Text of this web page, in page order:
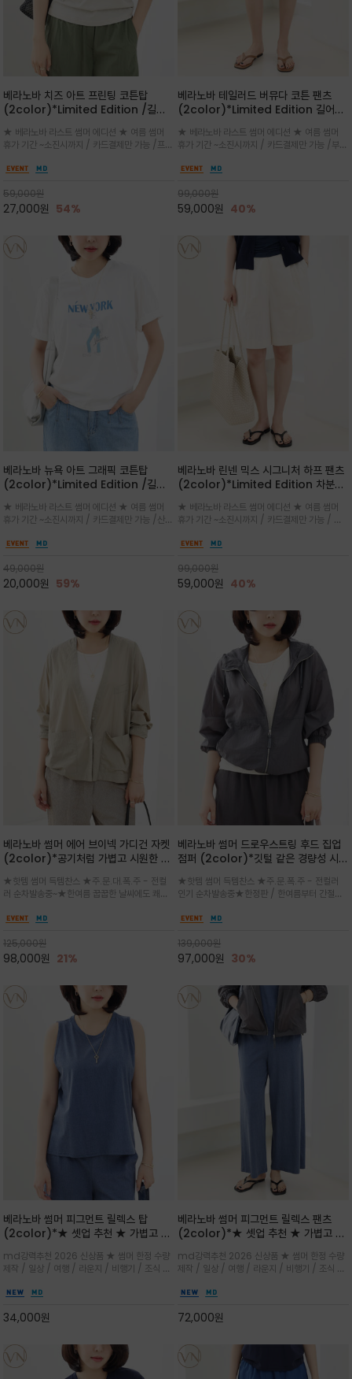
베라노바 치즈 아트 프린팅 코튼탑
(2color)*Limited Edition /길어
세요 ^^
★ 베라노바 라스트 썸머 에디션 ★ 여름 썸머
휴가 기간 ~소진시까지 / 카드결제만 가능 /프론
러스트 프린트가 더해져 과하지 않으면서도 세련
59,000원
27,000원 54%
베라노바 테일러드 버뮤다 코튼 팬츠
(2color)*Limited Edition 길어진
^^
★ 베라노바 라스트 썸머 에디션 ★ 여름 썸머
휴가 기간 ~소진시까지 / 카드결제만 가능 /부드
은은한 매트 컬러가 고급스러운 분위기
99,000원
59,000원 40%
베라노바 뉴욕 아트 그래픽 코튼탑
(2color)*Limited Edition /길어
세요 ^^
★ 베라노바 라스트 썸머 에디션 ★ 여름 썸머
휴가 기간 ~소진시까지 / 카드결제만 가능 /산뜻
레터링과 감각적인 일러스트 프린트가 어우러져
49,000원
20,000원 59%
베라노바 린넨 믹스 시그니처 하프 팬츠
(2color)*Limited Edition 차분한
진 여름의 끝자락까지 멋스럽게 연출하
세요 ^^
★ 베라노바 라스트 썸머 에디션 ★ 여름 썸머
휴가 기간 ~소진시까지 / 카드결제만 가능 / 앞
게 체형을 커버해 우아한 비율을 완성
99,000원
59,000원 40%
베라노바 썸머 에어 브이넥 가디건 자켓
(2color)*공기처럼 가볍고 시원한 나
브이넥 디자인이라 부담없이 쓱쓱~걸치
는 꾸안꾸!!가볍고 바스락한 나일론 블렌
드 소재감이 세련된 무드를 더해주는 가
★핫템 썸머 득템찬스 ★주.문.대.폭.주 - 전컬
러 순차발송중~★한여름 꿉꿉한 날씨에도 쾌적
일 자켓은 가벼운 무게감과 방수성 덕분에 여름
등과 밸런스를 맞춥니다
125,000원
98,000원 21%
베라노바 썸머 드로우스트링 후드 집업
점퍼 (2color)*깃털 같은 경량성 시원
(Volume Fit)가볍지만 입체적인 실
루엣을 유지하는 구조적 디자인
★핫템 썸머 득템찬스 ★주.문.폭.주 - 전컬러
인기 순차발송중★한정판 / 한여름부터 간절기
단 스토퍼 디테일로 핏 조절이 가능해 실용적/바
가볍게 비치는 세련된후드
139,000원
97,000원 30%
베라노바 썸머 피그먼트 릴렉스 탑
(2color)*★ 셋업 추천 ★ 가볍고 부
튼 소재로 완성
md강력추천 2026 신상품 ★ 썸머 한정 수량
제작 / 일상 / 여행 / 라운지 / 비행기 / 조식 /
그먼트로 제작되어 편하고 가볍게 후회없으실 아
34,000원
베라노바 썸머 피그먼트 릴렉스 팬츠
(2color)*★ 셋업 추천 ★ 가볍고 부
튼 소재로 완성
md강력추천 2026 신상품 ★ 썸머 한정 수량
제작 / 일상 / 여행 / 라운지 / 비행기 / 조식 /
그먼트로 제작되어 편하고 가볍게 후회없으실 아
72,000원